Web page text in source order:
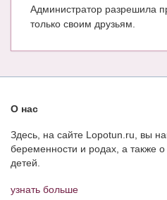
Сказки
СООБЩЕСТВА
Администратор разрешила
только своим друзьям.
О нас
Здесь, на сайте Lopotun.ru, вы
беременности и родах, а также о
детей.
узнать больше